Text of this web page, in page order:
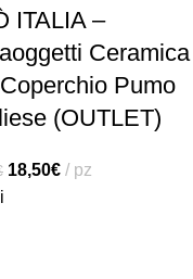
ITALIA –
Ceramica
Pumo
(OUTLET)
18,50€
pz